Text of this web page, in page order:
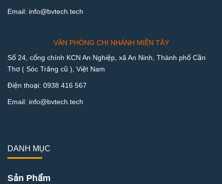
Email: info@bvtech.tech
VĂN PHÒNG CHI NHÁNH MIỀN TÂY
Số 24, cổng chính KCN An Nghiệp, xã An Ninh, Thành phố Cần
Thơ ( Sóc Trăng cũ ), Việt Nam
Điện thoại: 0938 416 567
Email: info@bvtech.tech
DANH MỤC
Sản Phẩm